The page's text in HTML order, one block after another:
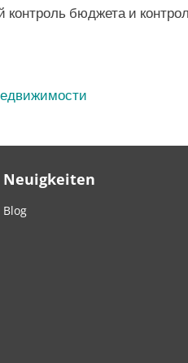
бюджета и
Neuigkeiten
Blog